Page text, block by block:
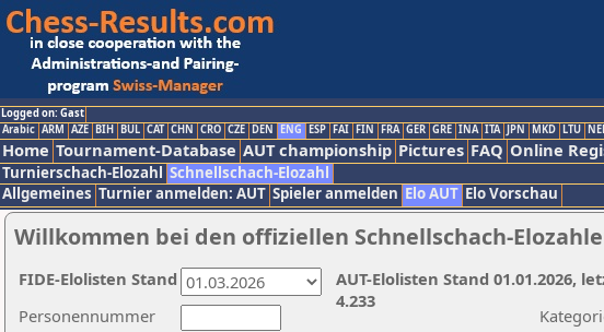
Logged on: Gast
Arabic ARM AZE BIH BUL CAT CHN CRO CZE DEN ENG ESP FAI FIN FRA GER GRE INA ITA JPN MKD LTU
Home Tournament-Database AUT championship Pictures FAQ Online
Turnierschach-Elozahl Schnellschach-Elozahl
Allgemeines Turnier anmelden: AUT Spieler anmelden Elo AUT Elo Vorschau
Willkommen bei den offiziellen Schnellschach-
Personennummer
AUT-Elolisten Stand 01.01.2026,
4.233
FIDE-Elolisten Stand